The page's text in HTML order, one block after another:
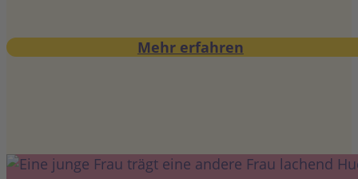
Mehr erfahren